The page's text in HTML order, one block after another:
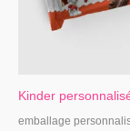
Kinder
emballage